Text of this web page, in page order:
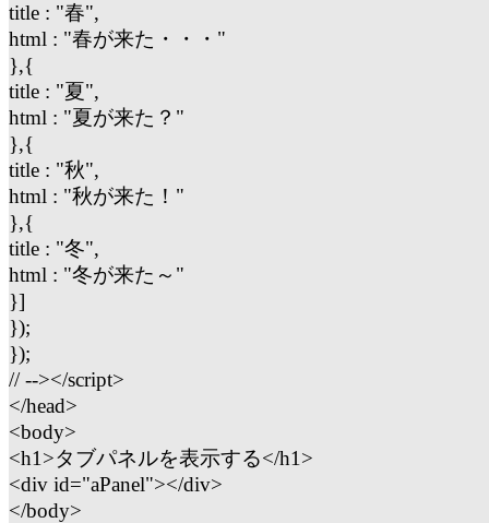
title : "春",
html : "春が来た・・・"
},{
title : "夏",
html : "夏が来た？"
},{
title : "秋",
html : "秋が来た！"
},{
title : "冬",
html : "冬が来た～"
}]
});
});
// --></script>
</head>
<body>
<h1>タブパネルを表示する</h1>
<div id="aPanel"></div>
</body>